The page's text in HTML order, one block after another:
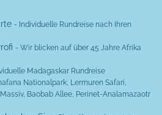
- Individuelle Rundreise nach Ihren
- Wir blicken auf über 45 Jahre Afrika
Madagaskar Rundreise
Nationalpark, Lermuren Safari,
Baobab Allee, Perinet-Analamazaotr